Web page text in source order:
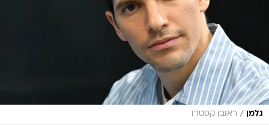
גלמן / ראובן קסטרו